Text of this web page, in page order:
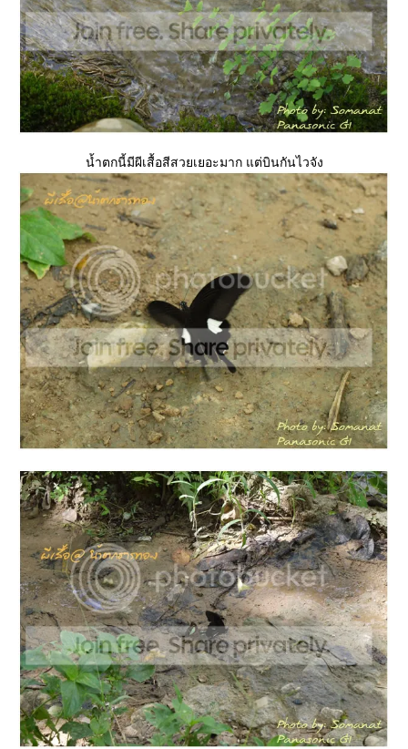
น้ำตกนี้มีผีเสื้อสีสวยเยอะมาก แต่บินกันไวจัง